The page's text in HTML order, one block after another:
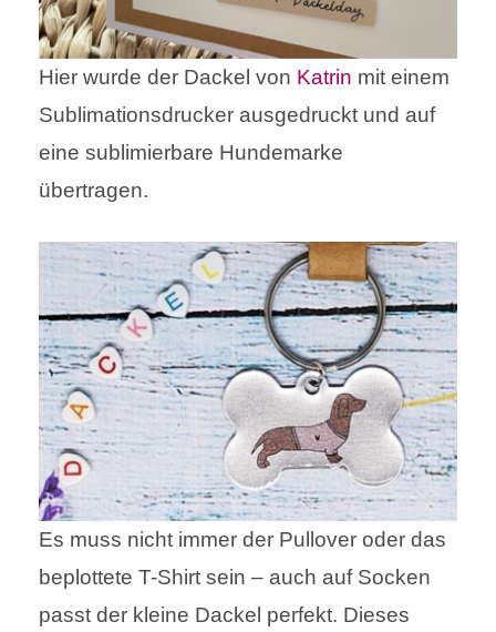
Hier wurde der Dackel von Katrin mit einem
Sublimationsdrucker ausgedruckt und auf
eine sublimierbare Hundemarke
übertragen.
Es muss nicht immer der Pullover oder das
beplottete T-Shirt sein – auch auf Socken
passt der kleine Dackel perfekt. Dieses